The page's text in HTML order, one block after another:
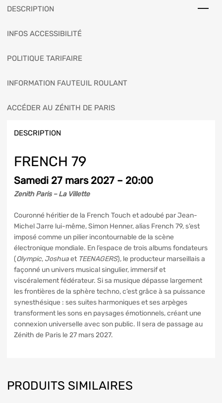
DESCRIPTION
INFOS ACCESSIBILITÉ
POLITIQUE TARIFAIRE
INFORMATION FAUTEUIL ROULANT
ACCÉDER AU ZÉNITH DE PARIS
DESCRIPTION
FRENCH 79
Samedi 27 mars 2027 – 20:00
Zenith Paris – La Villette
Couronné héritier de la French Touch et adoubé par Jean-
Michel Jarre lui-même, Simon Henner, alias French 79, s’est
imposé comme un pilier incontournable de la scène
électronique mondiale. En l’espace de trois albums fondateurs
(Olympic, Joshuaet TEENAGERS), le producteur marseillais a
façonné un univers musical singulier, immersif et
viscéralement fédérateur. Si sa musique dépasse largement
les frontières de la sphère techno, c’est grâce à sa puissance
synesthésique : ses suites harmoniques et ses arpèges
transforment les sons en paysages émotionnels, créant une
connexion universelle avec son public. Il sera de passage au
Zénith de Paris le 27 mars 2027.
PRODUITS SIMILAIRES